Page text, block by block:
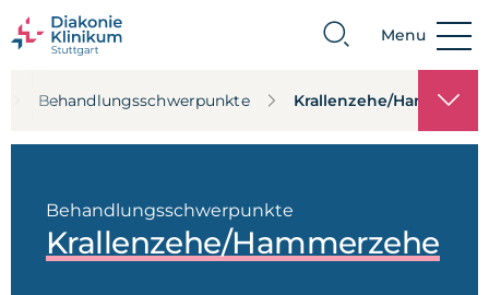
Suche Menu
Behandlungs­schwerpunkte Krallenzehe/
Behandlungs­schwerpunkte
Krallenzehe/Hammerzehe